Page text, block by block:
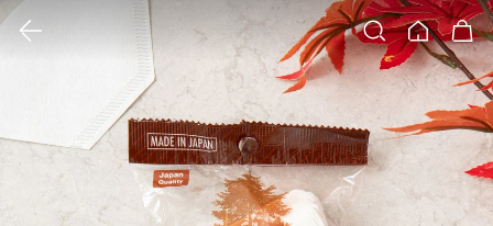
검색 홈 장바구니
클릭 시 이미지 확대 보기 팝업 열림